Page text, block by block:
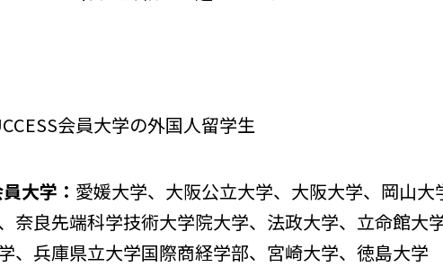
会員大学の外国人留学生
大学： 愛媛大学、大阪公立大学、大阪大学、岡山大
良先端科学技術大学院大学、法政大学、立命館大
、兵庫県立大学国際商経学部、宮崎大学、徳島大学